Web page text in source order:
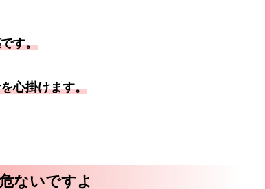
す。
心掛けます。
ないですよ